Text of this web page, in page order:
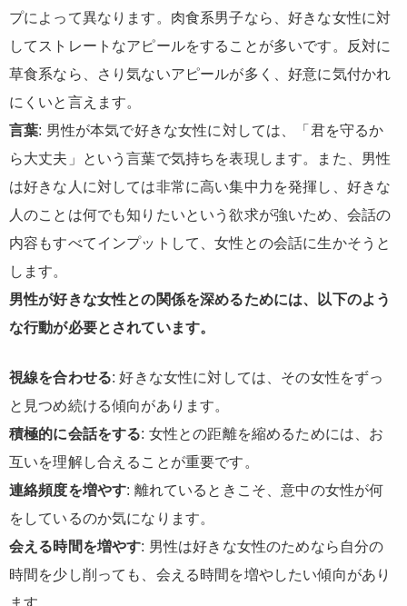
プによって異なります。肉食系男子なら、好きな女性に対
してストレートなアピールをすることが多いです。反対に
草食系なら、さり気ないアピールが多く、好意に気付かれ
にくいと言えます。
言葉: 男性が本気で好きな女性に対しては、「君を守るか
ら大丈夫」という言葉で気持ちを表現します。また、男性
は好きな人に対しては非常に高い集中力を発揮し、好きな
人のことは何でも知りたいという欲求が強いため、会話の
内容もすべてインプットして、女性との会話に生かそうと
します。
男性が好きな女性との関係を深めるためには、以下のよう
な行動が必要とされています。
視線を合わせる: 好きな女性に対しては、その女性をずっ
と見つめ続ける傾向があります。
積極的に会話をする: 女性との距離を縮めるためには、お
互いを理解し合えることが重要です。
連絡頻度を増やす: 離れているときこそ、意中の女性が何
をしているのか気になります。
会える時間を増やす: 男性は好きな女性のためなら自分の
時間を少し削っても、会える時間を増やしたい傾向があり
ます。